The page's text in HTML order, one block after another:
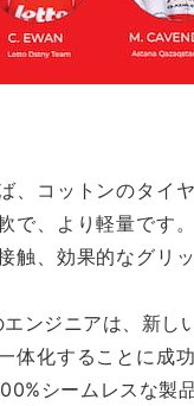
、コットンのタイ
で、より軽量です
触、効果的なグリ
ンジニアは、新し
体化することに成
シームレスな製